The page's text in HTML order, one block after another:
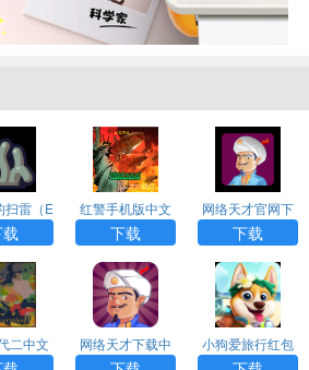
扫雷（E
红警手机版中文
下载
下载
网络天才官网下
载安装
下载
二中文
网络天才下载中
文版
小狗爱旅行红包
版下载